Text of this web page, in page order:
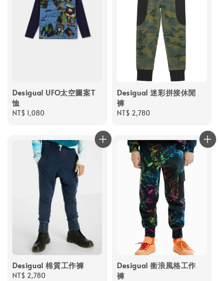
Desigual UFO太空圖案T
恤
Regular
NT$ 1,080
Desigual 迷彩拼接休閒
褲
Regular
NT$ 2,780
Desigual 棉質工作褲
Regular
NT$ 2,780
Desigual 衝浪風格工作
褲